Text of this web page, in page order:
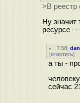
>В реестр
Ну значит
ресурсе —
7.58 ,
[ответить]
а ты -
сейчас